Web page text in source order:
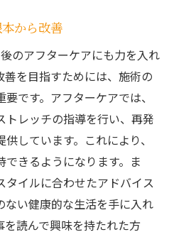
から改善
のアフターケアにも力を入れ
を目指すためには、施術の
です。アフターケアでは、
トレッチの指導を行い、再発
しています。これにより、
きるようになります。ま
タイルに合わせたアドバイス
ない健康的な生活を手に入れ
読んで興味を持たれた方